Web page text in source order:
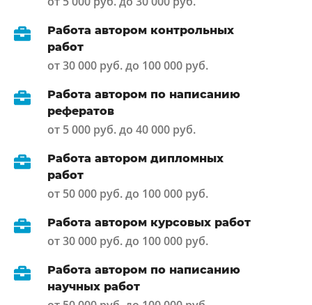
Работа автором контрольных
работ
от 30 000 руб. до 100 000 руб.
Работа автором по написанию
рефератов
от 5 000 руб. до 40 000 руб.
Работа автором дипломных
работ
от 50 000 руб. до 100 000 руб.
Работа автором курсовых работ
от 30 000 руб. до 100 000 руб.
Работа автором по написанию
научных работ